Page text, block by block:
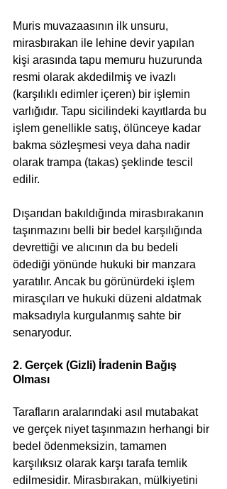
Muris muvazaasının ilk unsuru,
mirasbırakan ile lehine devir yapılan
kişi arasında tapu memuru huzurunda
resmi olarak akdedilmiş ve ivazlı
(karşılıklı edimler içeren) bir işlemin
varlığıdır. Tapu sicilindeki kayıtlarda bu
işlem genellikle satış, ölünceye kadar
bakma sözleşmesi veya daha nadir
olarak trampa (takas) şeklinde tescil
edilir.
Dışarıdan bakıldığında mirasbırakanın
taşınmazını belli bir bedel karşılığında
devrettiği ve alıcının da bu bedeli
ödediği yönünde hukuki bir manzara
yaratılır. Ancak bu görünürdeki işlem
mirasçıları ve hukuki düzeni aldatmak
maksadıyla kurgulanmış sahte bir
senaryodur.
2. Gerçek (Gizli) İradenin Bağış
Olması
Tarafların aralarındaki asıl mutabakat
ve gerçek niyet taşınmazın herhangi bir
bedel ödenmeksizin, tamamen
karşılıksız olarak karşı tarafa temlik
edilmesidir. Mirasbırakan, mülkiyetini